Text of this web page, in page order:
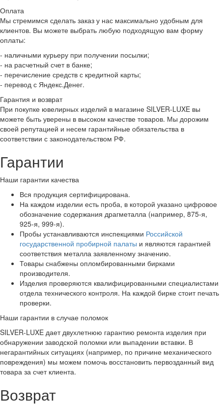
Оплата
Мы стремимся сделать заказ у нас максимально удобным для
клиентов. Вы можете выбрать любую подходящую вам форму
оплаты:
- наличными курьеру при получении посылки;
- на расчетный счет в банке;
- перечисление средств с кредитной карты;
- перевод с Яндекс.Денег.
Гарантия и возврат
При покупке ювелирных изделий в магазине SILVER-LUXE вы
можете быть уверены в высоком качестве товаров. Мы дорожим
своей репутацией и несем гарантийные обязательства в
соответствии с законодательством РФ.
Гарантии
Наши гарантии качества
Вся продукция сертифицирована.
На каждом изделии есть проба, в которой указано цифровое
обозначение содержания драгметалла (например, 875-я,
925-я, 999-я).
Пробы устанавливаются инспекциями Российской
государственной пробирной палаты и являются гарантией
соответствия металла заявленному значению.
Товары снабжены опломбированными бирками
производителя.
Изделия проверяются квалифицированными специалистами
отдела технического контроля. На каждой бирке стоит печать
проверки.
Наши гарантии в случае поломок
SILVER-LUXE дает двухлетнюю гарантию ремонта изделия при
обнаружении заводской поломки или выпадении вставки. В
негарантийных ситуациях (например, по причине механического
повреждения) мы можем помочь восстановить первозданный вид
товара за счет клиента.
Возврат